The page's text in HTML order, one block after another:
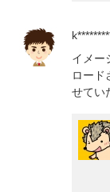
イメー
ロード
せてい